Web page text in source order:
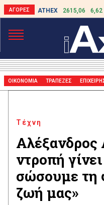
ATHEX 2615,06 6,62
ΟΙΚΟΝΟΜΙΑ ΤΡΑΠΕΖΕΣ
Τέχνη
Αλέξανδρος
ντροπή
σώσουμε τη
ζωή μας»